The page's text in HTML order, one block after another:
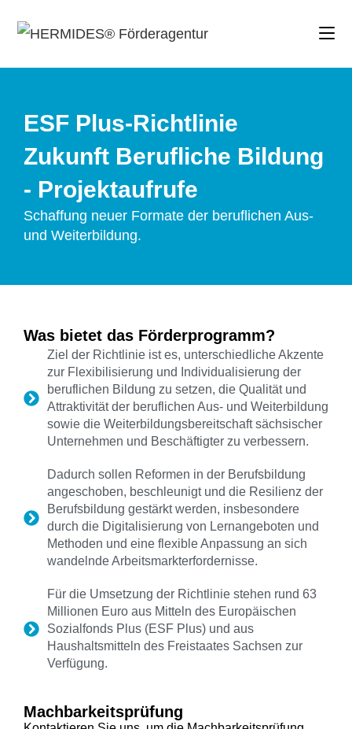
ESF Plus-Richtlinie
Zukunft Berufliche Bildung
- Projektaufrufe
Schaffung neuer Formate der beruflichen Aus-
und Weiterbildung.
Was bietet das Förderprogramm?
​​Ziel der Richtlinie ist es, unterschiedliche Akzente
zur Flexibilisierung und Individualisierung der
beruflichen Bildung zu setzen, die Qualität und
Attraktivität der beruflichen Aus- und Weiterbildung
sowie die Weiterbildungsbereitschaft sächsischer
Unternehmen und Beschäftigter zu verbessern.
Dadurch sollen Reformen in der Berufsbildung
angeschoben, beschleunigt und die Resilienz der
Berufsbildung gestärkt werden, insbesondere
durch die Digitalisierung von Lernangeboten und
Methoden und eine flexible Anpassung an sich
wandelnde Arbeitsmarkterfordernisse.
Für die Umsetzung der Richtlinie stehen rund 63
Millionen Euro aus Mitteln des Europäischen
Sozialfonds Plus (ESF Plus) und aus
Haushaltsmitteln des Freistaates Sachsen zur
Verfügung.
Machbarkeitsprüfung